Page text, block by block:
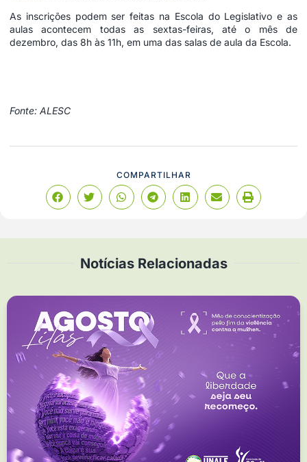
As inscrições podem ser feitas na Escola do Legislativo e as
aulas acontecem todas as sextas-feiras, até o mês de
dezembro, das 8h às 11h, em uma das salas de aula da Escola.
Fonte: ALESC
COMPARTILHAR
Notícias Relacionadas